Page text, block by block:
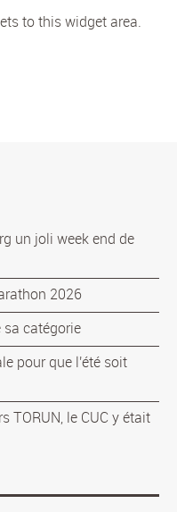
to this widget area.
un joli week end de
2026
sa catégorie
pour que l'été soit
TORUN, le CUC y était